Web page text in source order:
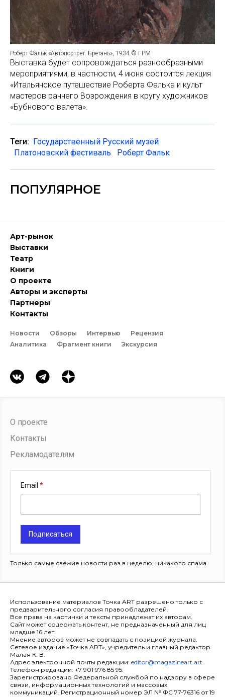
Роберт Фальк «Автопортрет. Бретань», 1934 © ГРМ
Выставка будет сопровождаться разнообразными
мероприятиями, в частности, 4 июня состоится лекция
«Итальянское путешествие Роберта Фалька и культ
мастеров раннего Возрождения в кругу художников
«Бубнового валета».
Теги: Государственный Русский музей
Платоновский фестиваль
Роберт Фальк
ПОПУЛЯРНОЕ
Арт-рынок
Выставки
Театр
Книги
О проекте
Авторы и эксперты
Партнеры
Контакты
Новости Обзоры Интервью
Рецензия
Аналитика
Фрагмент книги Экскурсия
О проекте
Контакты
Рекламодателям
Email
Подписаться
Только самые свежие новости раз в неделю, никакого спама
Использование материалов Точка ART разрешено только с
предварительного согласия правообладателей.
Все права на картинки и тексты принадлежат их авторам.
Сайт может содержать контент, не предназначенный для лиц
младше 16 лет.
Мнение авторов может не совпадать с позицией журнала.
Сетевое издание «Точка ART», учредитель и главный редактор
Малая К. В.
Адрес электронной почты редакции: editor@magazineart.art.
Телефон редакции: +7 901 976 85 95.
Зарегистрировано Федеральной службой по надзору в сфере
связи, информационных технологий и массовых
коммуникаций. Регистрационный номер ЭЛ № ФС 77-76316 от 19